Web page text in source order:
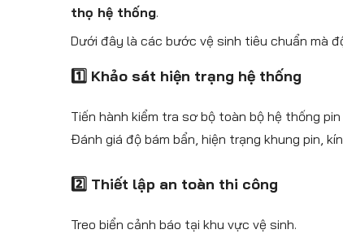
thọ hệ thống.
Dưới đây là các bước vệ sinh tiêu chuẩn mà
1️⃣ Khảo sát hiện trạng hệ thống
Tiến hành kiểm tra sơ bộ toàn bộ hệ thống
Đánh giá độ bám bẩn, hiện trạng khung pin,
2️⃣ Thiết lập an toàn thi công
Treo biển cảnh báo tại khu vực vệ sinh.